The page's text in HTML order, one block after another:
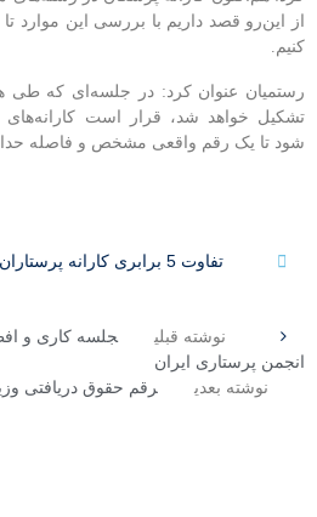
از این‌رو قصد داریم با بررسی این موارد
کنیم.
رستمیان عنوان کرد: در جلسه‌ای که طی
تشکیل خواهد شد، قرار است کارانه‌های
شود تا یک رقم واقعی مشخص و فاصله
تفاوت 5 برابری کارانه پرستاران در بیمارستان‌ها
نوشته قبلی
جلسه کاری و
انجمن پرستاری ایران
نوشته بعدی
رقم حقوق دریافتی